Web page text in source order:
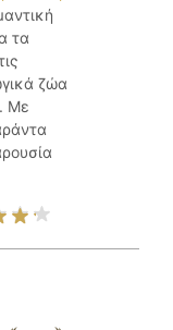
τα
ζώα
Με